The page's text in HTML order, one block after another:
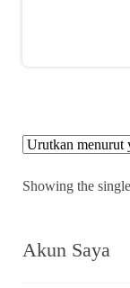
Showing the
Akun Saya